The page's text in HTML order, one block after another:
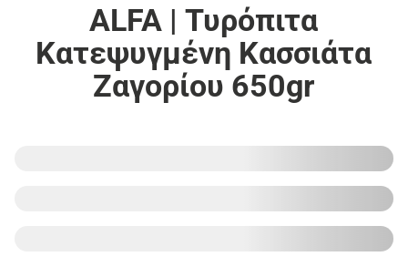
ALFA | Τυρόπιτα
Κατεψυγμένη Κασσιάτα
Ζαγορίου 650gr